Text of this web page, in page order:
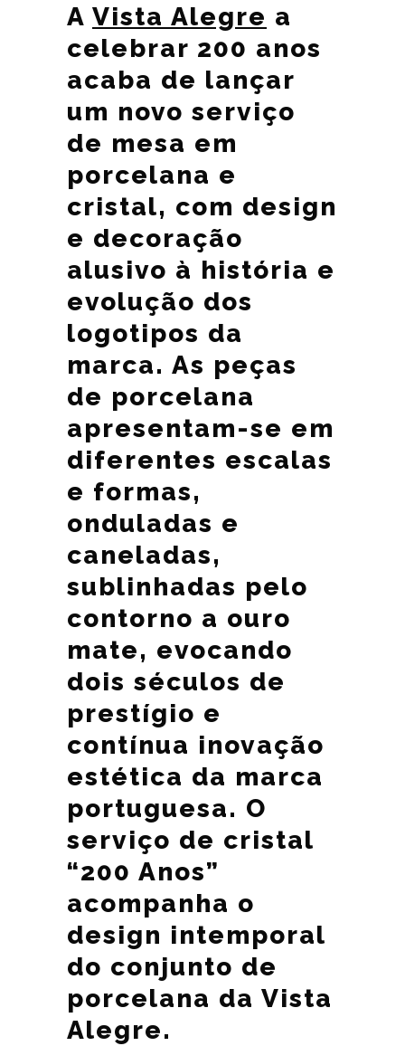
A Vista Alegre a
celebrar 200 anos
acaba de lançar
um novo serviço
de mesa em
porcelana e
cristal, com design
e decoração
alusivo à história e
evolução dos
logotipos da
marca. As peças
de porcelana
apresentam-se em
diferentes escalas
e formas,
onduladas e
caneladas,
sublinhadas pelo
contorno a ouro
mate, evocando
dois séculos de
prestígio e
contínua inovação
estética da marca
portuguesa. O
serviço de cristal
“200 Anos”
acompanha o
design intemporal
do conjunto de
porcelana da Vista
Alegre.